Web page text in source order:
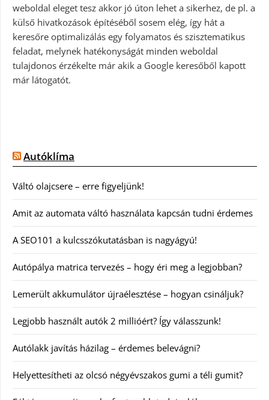
weboldal eleget tesz akkor jó úton lehet a sikerhez, de pl. a
külső hivatkozások építéséből sosem elég, így hát a
keresőre optimalizálás egy folyamatos és szisztematikus
feladat, melynek hatékonyságát minden weboldal
tulajdonos érzékelte már akik a Google keresőből kapott
már látogatót.
Autóklíma
Váltó olajcsere – erre figyeljünk!
Amit az automata váltó használata kapcsán tudni érdemes
A SEO101 a kulcsszókutatásban is nagyágyú!
Autópálya matrica tervezés – hogy éri meg a legjobban?
Lemerült akkumulátor újraélesztése – hogyan csináljuk?
Legjobb használt autók 2 millióért? Így válasszunk!
Autólakk javítás házilag – érdemes belevágni?
Helyettesítheti az olcsó négyévszakos gumi a téli gumit?